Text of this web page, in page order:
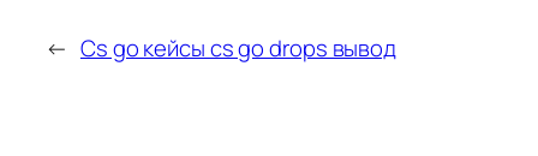
← Cs go кейсы cs go drops вывод